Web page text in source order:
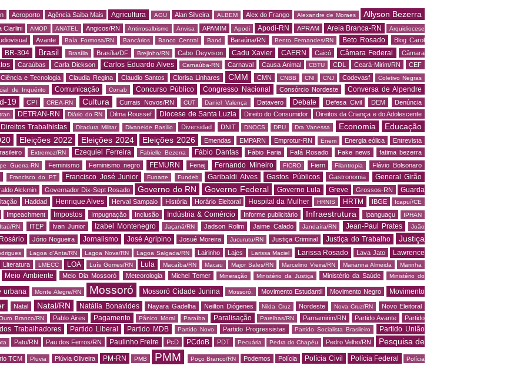
Aeroporto Agência Saiba Mais Agricultura AGU Alan Silveira ALBEM Alex do Frango Alexandre de Moraes
Allyson Bezerra
Ciarlini AMOP ANATEL Angicos/RN Antirrosalbismo Anvisa APAMIM Apodi Apodi-RN APRAM Areia Branca-RN
Arquidiocese
Avante Baía Formosa/RN Bancários Banco Central Band Baraúna/RN Bento Fernandes/RN Beto Rosado
Blog Carol
BR-304 Brasil Brasília Brasília/DF Brejinho/RN Cabo Deyvison Cadu Xavier CAERN Caicó Câmara Federal
Câmara
Caraúbas Carla Dickson Carlos Eduardo Alves Carnaúba-RN Carnaval Causa Animal CBTU CDL Ceará-Mirim/RN CEF
Ciência e Tecnologia Claudia Regina Claudio Santos Clorisa Linhares CMM CMN CNBB CNI CNJ Codevasf Coletivo Negras
de Inquérito Comunicação Conab Concurso Público Congresso Nacional Consórcio Nordeste Conversa de Alpendre
19 CPI CREA-RN Cultura Currais Novos/RN CUT Daniel Valença Datavero Debate Defesa Civil DEM Denúncia
DETRAN-RN Diário do RN Dilma Roussef Diocese de Santa Luzia Direito do Consumidor Direitos da Criança e do Adolescente
Direitos Trabalhistas Ditadura Militar Divaneide Basílio Diversidad DNIT DNOCS DPU Dra Vanessa Economia Educação
Eleições 2022 Eleições 2024 Eleições 2026 Emendas EMPARN Emprotur-RN Enem Energia eólica Entrevista
Extremoz/RN Ezequiel Ferreira Fabielle Bezerra Fábio Dantas Fábio Faria Fafá Rosado Fake news fatima bezerra
Guerra-RN Feminismo Feminismo negro FEMURN Fenaj Fernando Mineiro FICRO Fiern Filantropia Flávio Bolsonaro
Francisco do PT Francisco José Junior Funarte Fundeb Garibaldi Alves Gastos Públicos Gastronomia General Girão
Alckmin Governador Dix-Sept Rosado Governo do RN Governo Federal Governo Lula Greve Grossos-RN
Guarda
Haddad Henrique Alves Herval Sampaio História Horário Eleitoral Hospital da Mulher HRNIS HRTM IBGE Icapuí/CE
Impeachment Impostos Impugnação Inclusão Indústria & Comércio Informe publicitário Infraestrutura Ipanguaçu IPHAN
Itaú/RN ITEP Ivan Junior Izabel Montenegro Jaçanã/RN Jadson Rolim Jaime Calado Jandaíra/RN Jean-Paul Prates
João
Jório Nogueira Jornalismo José Agripino Josué Moreira Jucurutu/RN Justiça Criminal Justiça do Trabalho
Justiça
Lagoa d'Anta/RN Lagoa Nova/RN Lagoa Salgada/RN Lairinho Lajes Larissa Maciel Larissa Rosado Lava Jato
Lawrence
Literatura LMECC LOA Luís Gomes/RN Lula Macaíba/RN Macau Major Sales/RN Marcelino Vieira/RN Marianna Almeida Marinha
Meio Ambiente Meio Dia Mossoró Meteorologia Michel Temer Mineração Ministério da Justiça Ministério da Saúde Ministério do
urbana Monte Alegre/RN Mossoró Mossoró Cidade Junina Mossoró. Movimento Estudantil Movimento Negro
Movimento
Natal Natal/RN Natália Bonavides Nayara Gadelha Neilton Diógenes Nilda Cruz Nordeste Nova Cruz/RN Novo Eleitoral
Branco/RN Pablo Aires Pagamento Pânico Moral Paraíba Paralisação Parelhas/RN Parnamirim/RN Partido Avante
Partido
Trabalhadores Partido Liberal Partido MDB Partido Novo Partido Progressistas Partido Socialista Brasileiro
Partido União
Patu/RN Pau dos Ferros/RN Paulinho Freire PcD PCdoB PDT Pecuária Pedra do Chapéu Pedro Velho/RN
Pesquisa de
TCM Pluvia Plúvia Oliveira PM-RN PMB PMM Poço Branco/RN Podemos Polícia Polícia Civil Polícia Federal Polícia